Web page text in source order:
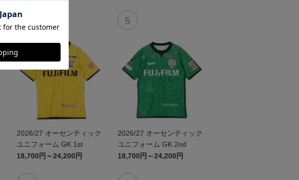
2026/27 オーセンティック
ユニフォーム GK 1st
18,700円～24,200円
2026/27 オーセンティック
ユニフォーム GK 2nd
18,700円～24,200円